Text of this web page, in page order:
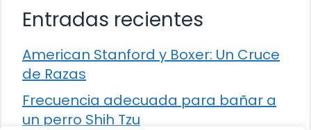
Entradas recientes
American Stanford y Boxer: Un Cruce
de Razas
Frecuencia adecuada para bañar a
un perro Shih Tzu